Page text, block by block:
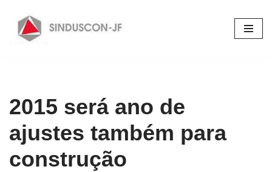
Pular
2015 será ano de
ajustes também para
construção